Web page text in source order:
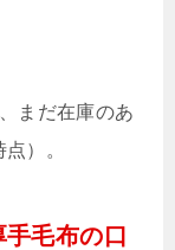
まだ在庫のあ
）。
毛布の口